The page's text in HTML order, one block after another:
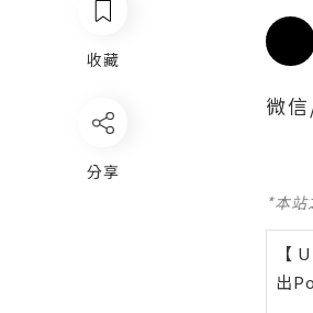
微
*本站
【
出
收藏
分享